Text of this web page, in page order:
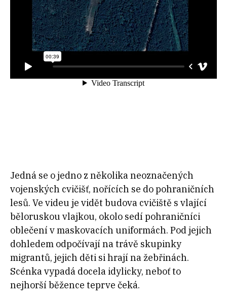
Jedná se o jedno z několika neoznačených
vojenských cvičišť, nořících se do pohraničních
lesů. Ve videu je vidět budova cvičiště s vlající
běloruskou vlajkou, okolo sedí pohraničníci
oblečení v maskovacích uniformách. Pod jejich
dohledem odpočívají na trávě skupinky
migrantů, jejich děti si hrají na žebřinách.
Scénka vypadá docela idylicky, neboť to
nejhorší běžence teprve čeká.